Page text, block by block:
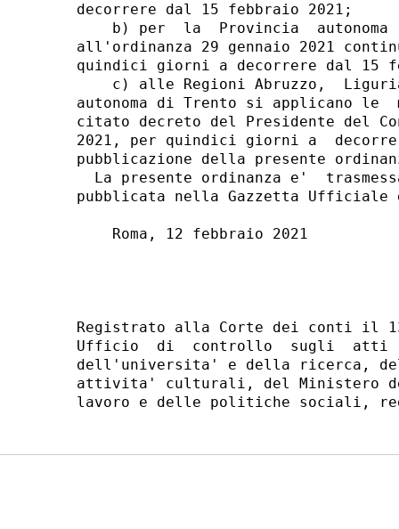
decorrere dal 15 febbraio 2021;
b) per  la  Provincia  autonoma
all'ordinanza 29 gennaio 2021
quindici giorni a decorrere dal 15
c) alle Regioni Abruzzo,
autonoma di Trento si applicano
citato decreto del Presidente del
2021, per quindici giorni a
pubblicazione della presente
La presente ordinanza e'
pubblicata nella Gazzetta
    Roma, 12 febbraio 2021
Registrato alla Corte dei conti il
Ufficio  di  controllo  sugli  atti
dell'universita' e della ricerca,
attivita' culturali, del Ministero